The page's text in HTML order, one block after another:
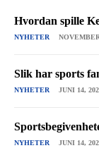
Hvordan spille
NYHETER
Slik har sports
NYHETER JUNI 14,
NYHETER JUNI 14,